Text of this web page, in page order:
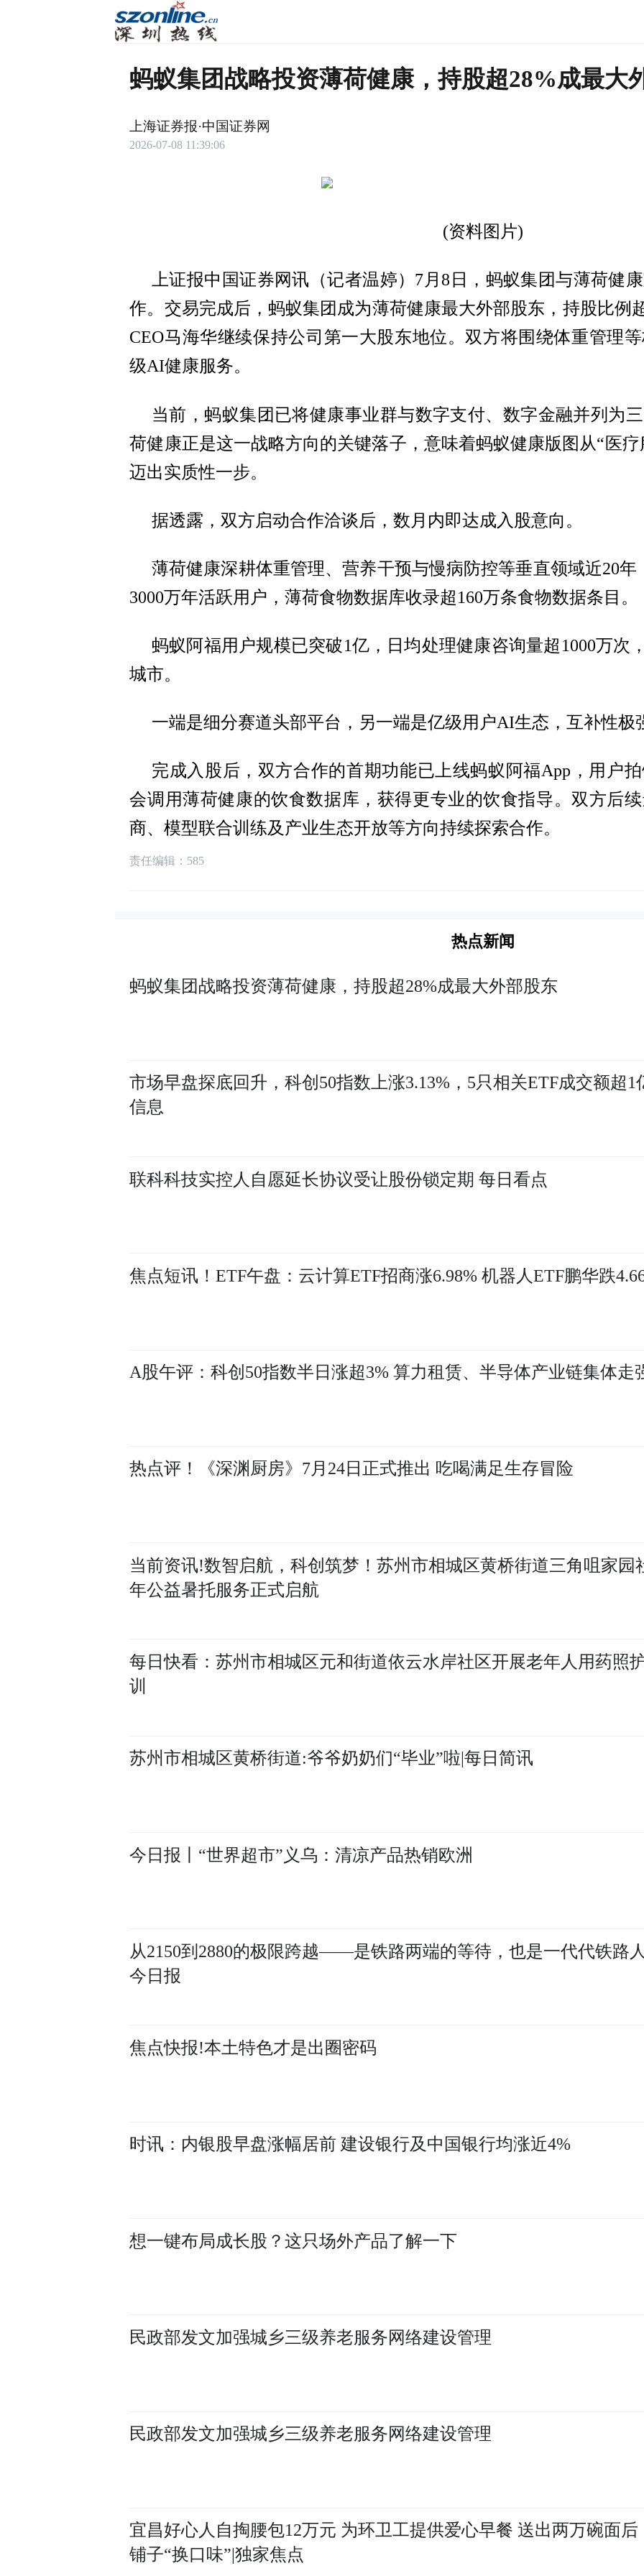
蚂蚁集团战略投资薄荷健康，持股超28%成最大
上海证券报·中国证券网
2026-07-08 11:39:06
(资料图片)
上证报中国证券网讯（记者温婷）7月8日，蚂蚁集团与薄荷健
作。交易完成后，蚂蚁集团成为薄荷健康最大外部股东，持股比例
CEO马海华继续保持公司第一大股东地位。双方将围绕体重管理
级AI健康服务。
当前，蚂蚁集团已将健康事业群与数字支付、数字金融并列为
荷健康正是这一战略方向的关键落子，意味着蚂蚁健康版图从“医
迈出实质性一步。
据透露，双方启动合作洽谈后，数月内即达成入股意向。
薄荷健康深耕体重管理、营养干预与慢病防控等垂直领域近20
3000万年活跃用户，薄荷食物数据库收录超160万条食物数据条目。
蚂蚁阿福用户规模已突破1亿，日均处理健康咨询量超1000万次
城市。
一端是细分赛道头部平台，另一端是亿级用户AI生态，互补性极
完成入股后，双方合作的首期功能已上线蚂蚁阿福App，用户
会调用薄荷健康的饮食数据库，获得更专业的饮食指导。双方后
商、模型联合训练及产业生态开放等方向持续探索合作。
责任编辑：585
热点新闻
蚂蚁集团战略投资薄荷健康，持股超28%成最大外部股东
市场早盘探底回升，科创50指数上涨3.13%，5只相关ETF成交额超1
信息
联科科技实控人自愿延长协议受让股份锁定期 每日看点
焦点短讯！ETF午盘：云计算ETF招商涨6.98% 机器人ETF鹏华跌
A股午评：科创50指数半日涨超3% 算力租赁、半导体产业链集体走
热点评！《深渊厨房》7月24日正式推出 吃喝满足生存冒险
当前资讯!数智启航，科创筑梦！苏州市相城区黄桥街道三角咀家园
年公益暑托服务正式启航
每日快看：苏州市相城区元和街道依云水岸社区开展老年人用药照
训
苏州市相城区黄桥街道:爷爷奶奶们“毕业”啦|每日简讯
今日报丨“世界超市”义乌：清凉产品热销欧洲
从2150到2880的极限跨越——是铁路两端的等待，也是一代代铁路
今日报
焦点快报!本土特色才是出圈密码
时讯：内银股早盘涨幅居前 建设银行及中国银行均涨近4%
想一键布局成长股？这只场外产品了解一下
民政部发文加强城乡三级养老服务网络建设管理
民政部发文加强城乡三级养老服务网络建设管理
宜昌好心人自掏腰包12万元 为环卫工提供爱心早餐 送出两万碗面后
铺子“换口味”|独家焦点